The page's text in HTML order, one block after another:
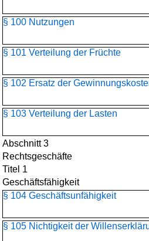
§ 100 Nutzungen
§ 101 Verteilung der Früchte
§ 102 Ersatz der
§ 103 Verteilung der Lasten
Abschnitt 3
Rechtsgeschäfte
Titel 1
Geschäftsfähigkeit
§ 104 Geschäftsunfähigkeit
§ 105 Nichtigkeit der